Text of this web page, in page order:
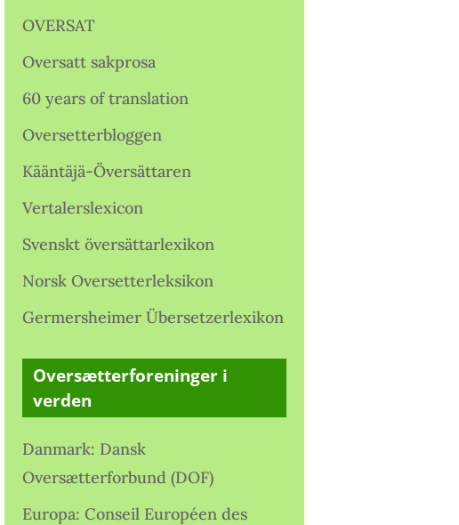
OVERSAT
Oversatt sakprosa
60 years of translation
Oversetterbloggen
Kääntäjä-Översättaren
Vertalerslexicon
Svenskt översättarlexikon
Norsk Oversetterleksikon
Germersheimer Übersetzerlexikon
Oversætterforeninger i
verden
Danmark: Dansk
Oversætterforbund (DOF)
Europa: Conseil Européen des